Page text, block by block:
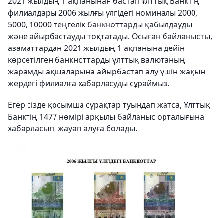
филиалдары 2006 жылғы үлгідегі номиналы 2000,
5000, 10000 теңгелік банкноттарды қабылдауды
және айырбастауды тоқтатады. Осыған байланысты,
азаматтардан 2021 жылдың 1 ақпанына дейін
көрсетілген банкноттарды ұлттық валютаның
жарамды ақшаларына айырбастап алу үшін жақын
жердегі филиалға хабарласуды сұраймыз.
Егер сізде қосымша сұрақтар туындап жатса, Ұлттық
Банктің 1477 нөмірі арқылы байланыс орталығына
хабарласып, жауап алуға болады.